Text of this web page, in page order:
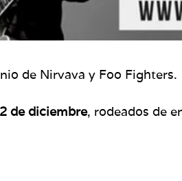
de Nirvava y Foo Fighters.
de diciembre, rodeados de